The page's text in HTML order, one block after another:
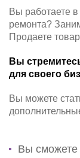
Вы работаете в
ремонта?
Продаете
Вы
для своего
Вы можете
Вы сможете